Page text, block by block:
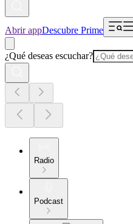
Abrir appDescubre Prime
¿Qué deseas escuchar?
Radio
Podcast